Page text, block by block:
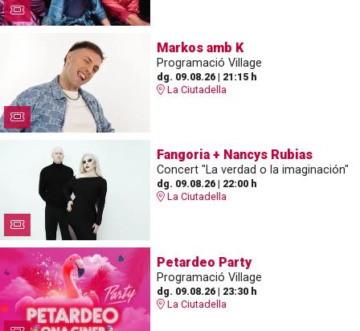
Markos amb K
Programació Village
dg. 09.08.26| 21:15 h
La Ciutadella
Fangoria + Nancys Rubias
Concert "La verdad o la imaginación"
dg. 09.08.26| 22:00 h
La Ciutadella
Petardeo Party
Programació Village
dg. 09.08.26| 23:30 h
La Ciutadella